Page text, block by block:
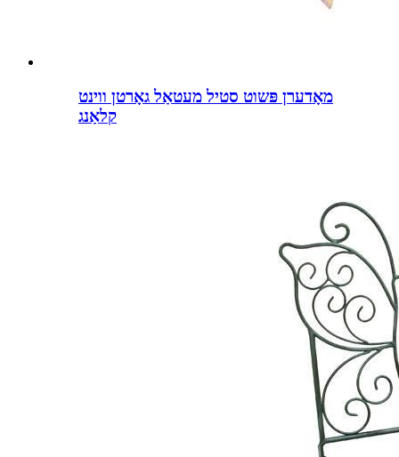
מאָדערן פּשוט סטיל מעטאַל גאָרטן ווינט
קלאַנג